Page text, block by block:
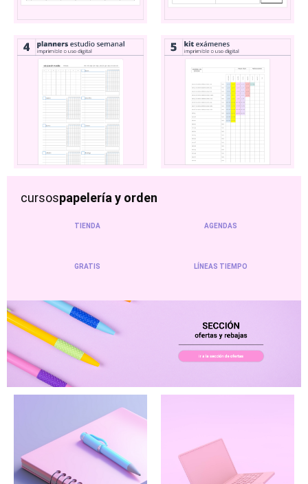
cursospapelería y orden
TIENDA AGENDAS
GRATIS LÍNEAS TIEMPO